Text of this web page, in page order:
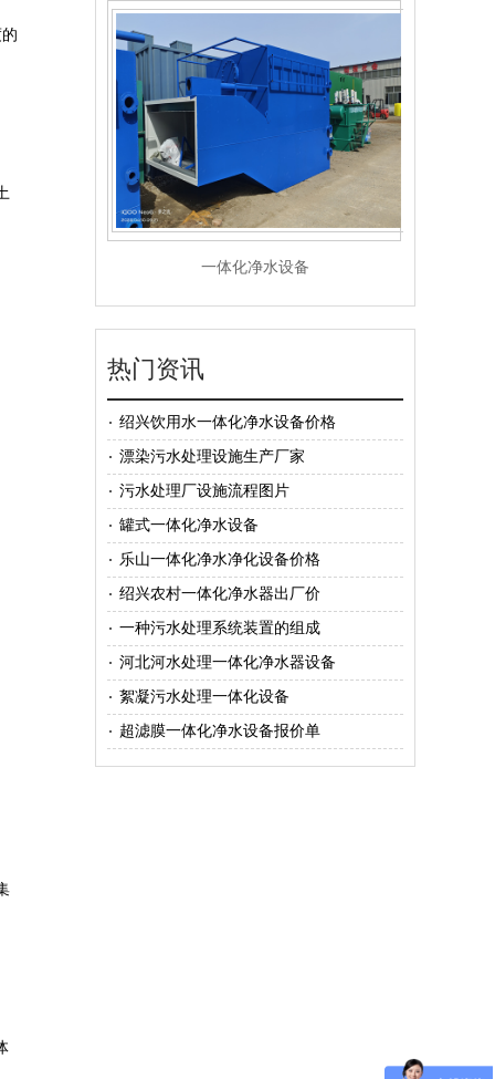
一体化净水器
重力无阀过滤器
热门资讯
绍兴饮用水一体化净水设备价格
漂染污水处理设施生产厂家
污水处理厂设施流程图片
罐式一体化净水设备
乐山一体化净水净化设备价格
绍兴农村一体化净水器出厂价
一种污水处理系统装置的组成
河北河水处理一体化净水器设备
絮凝污水处理一体化设备
超滤膜一体化净水设备报价单